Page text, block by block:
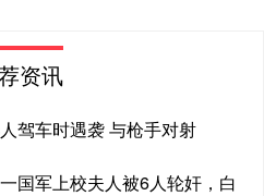
资讯
驾车时遇袭 与枪手对射
国军上校夫人被6人轮奸，白